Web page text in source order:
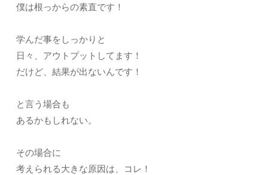
僕は根っからの素直です！
学んだ事をしっかりと
日々、アウトプットしてます！
だけど、結果が出ないんです！
と言う場合も
あるかもしれない。
その場合に
考えられる大きな原因は、コレ！